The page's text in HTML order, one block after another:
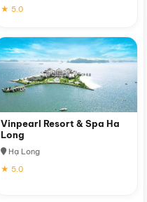
★ 5.0
Vinpearl Resort & Spa Ha
Long
Hạ Long
★ 5.0